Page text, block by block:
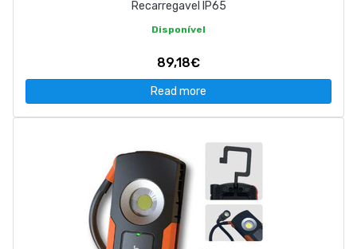
Recarregavel IP65
Disponível
89,18€
Read more